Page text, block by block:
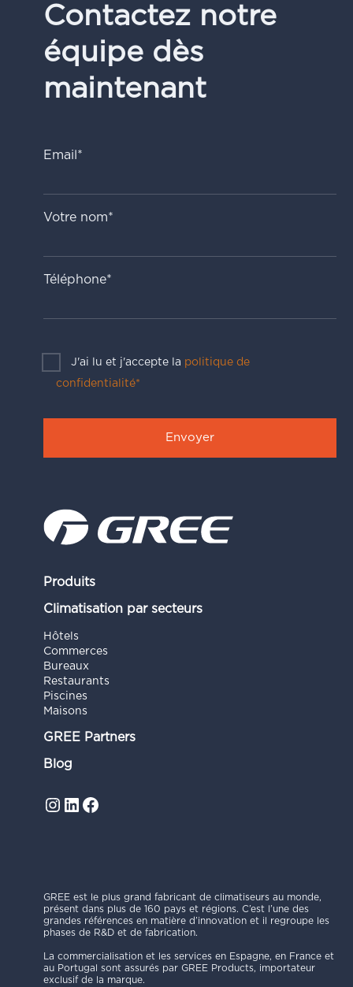
Contactez notre
équipe dès
maintenant
Email*
Votre nom*
Téléphone*
J'ai lu et j'accepte la politique de
confidentialité*
Produits
Climatisation par secteurs
Hôtels
Commerces
Bureaux
Restaurants
Piscines
Maisons
GREE Partners
Blog
Instagram
LinkedIn
Facebook
GREE est le plus grand fabricant de climatiseurs au monde,
présent dans plus de 160 pays et régions. C’est l’une des
grandes références en matière d’innovation et il regroupe les
phases de R&D et de fabrication.
La commercialisation et les services en Espagne, en France et
au Portugal sont assurés par GREE Products, importateur
exclusif de la marque.